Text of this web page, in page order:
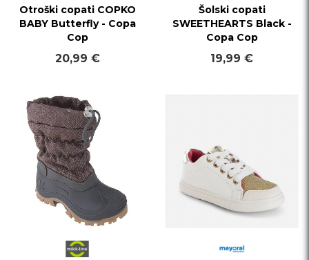
Otroški copati COPKO
BABY Butterfly - Copa
Cop
20,99 €
Šolski copati
SWEETHEARTS Black -
Copa Cop
19,99 €